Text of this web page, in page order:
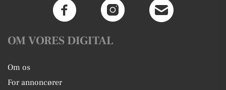
OM VORES DIGITAL
Om os
For annoncører